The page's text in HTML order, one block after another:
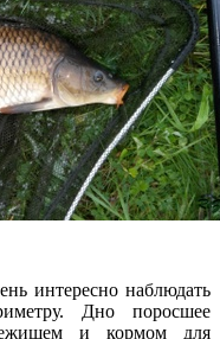
интересно наблюдать
Дно поросшее
и кормом для